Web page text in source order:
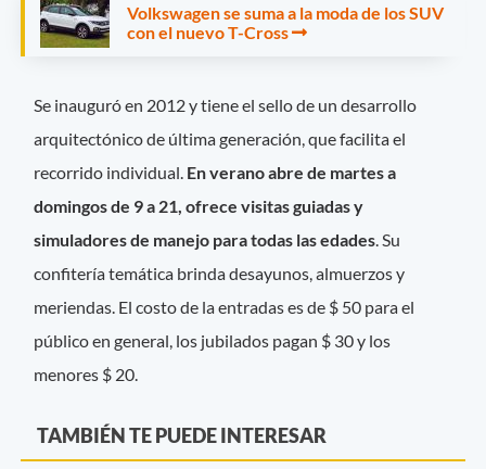
Volkswagen se suma a la moda de los SUV
con el nuevo T-Cross
Se inauguró en 2012 y tiene el sello de un desarrollo
arquitectónico de última generación, que facilita el
recorrido individual. En verano abre de martes a
domingos de 9 a 21, ofrece visitas guiadas y
simuladores de manejo para todas las edades. Su
confitería temática brinda desayunos, almuerzos y
meriendas. El costo de la entradas es de $ 50 para el
público en general, los jubilados pagan $ 30 y los
menores $ 20.
TAMBIÉN TE PUEDE INTERESAR